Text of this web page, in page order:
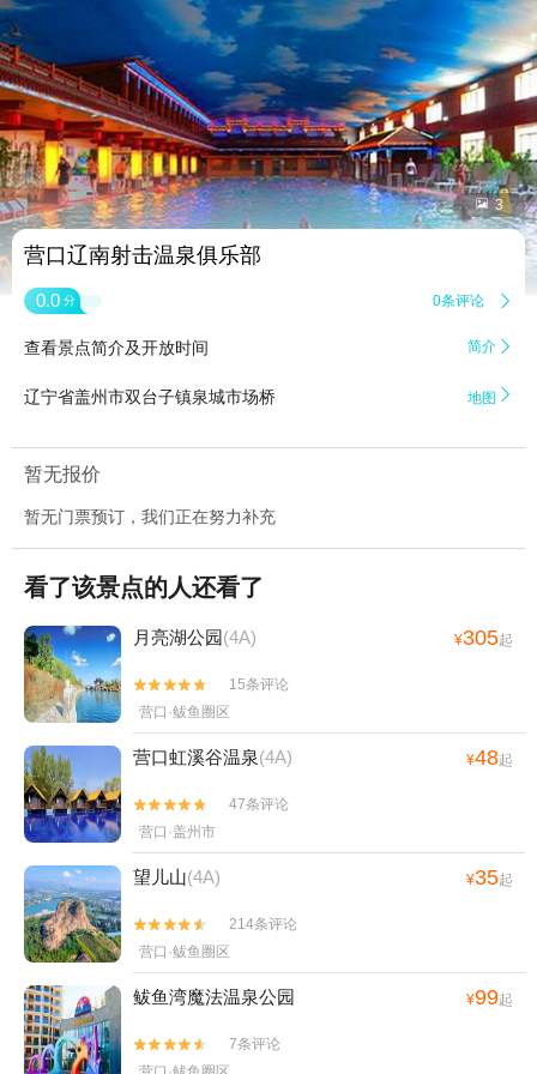
 3
营口辽南射击温泉俱乐部
0.0 分 0条评论 
查看景点简介及开放时间 简介 
辽宁省盖州市双台子镇泉城市场桥 地图 
暂无报价
暂无门票预订，我们正在努力补充
看了该景点的人还看了
月亮湖公园(4A) ¥305起


15条评论
营口·鲅鱼圈区
营口虹溪谷温泉(4A) ¥48起


47条评论
营口·盖州市
望儿山(4A) ¥35起


214条评论
营口·鲅鱼圈区
鲅鱼湾魔法温泉公园 ¥99起


7条评论
